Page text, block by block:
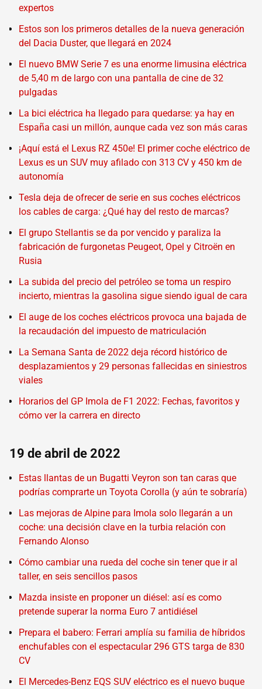
expertos
Estos son los primeros detalles de la nueva generación
del Dacia Duster, que llegará en 2024
El nuevo BMW Serie 7 es una enorme limusina eléctrica
de 5,40 m de largo con una pantalla de cine de 32
pulgadas
La bici eléctrica ha llegado para quedarse: ya hay en
España casi un millón, aunque cada vez son más caras
¡Aquí está el Lexus RZ 450e! El primer coche eléctrico de
Lexus es un SUV muy afilado con 313 CV y 450 km de
autonomía
Tesla deja de ofrecer de serie en sus coches eléctricos
los cables de carga: ¿Qué hay del resto de marcas?
El grupo Stellantis se da por vencido y paraliza la
fabricación de furgonetas Peugeot, Opel y Citroën en
Rusia
La subida del precio del petróleo se toma un respiro
incierto, mientras la gasolina sigue siendo igual de cara
El auge de los coches eléctricos provoca una bajada de
la recaudación del impuesto de matriculación
La Semana Santa de 2022 deja récord histórico de
desplazamientos y 29 personas fallecidas en siniestros
viales
Horarios del GP Imola de F1 2022: Fechas, favoritos y
cómo ver la carrera en directo
19 de abril de 2022
Estas llantas de un Bugatti Veyron son tan caras que
podrías comprarte un Toyota Corolla (y aún te sobraría)
Las mejoras de Alpine para Imola solo llegarán a un
coche: una decisión clave en la turbia relación con
Fernando Alonso
Cómo cambiar una rueda del coche sin tener que ir al
taller, en seis sencillos pasos
Mazda insiste en proponer un diésel: así es como
pretende superar la norma Euro 7 antidiésel
Prepara el babero: Ferrari amplía su familia de híbridos
enchufables con el espectacular 296 GTS targa de 830
CV
El Mercedes-Benz EQS SUV eléctrico es el nuevo buque